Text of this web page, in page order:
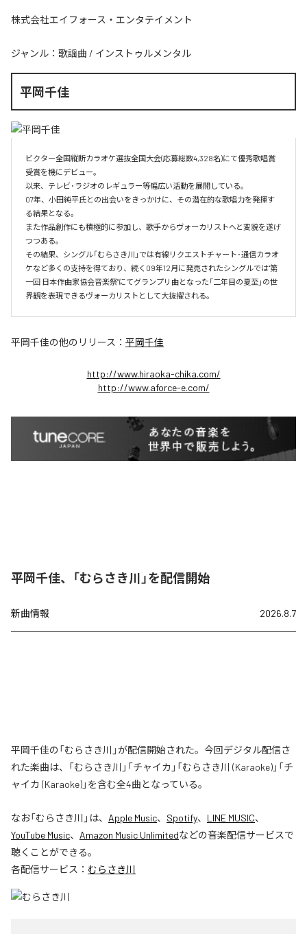
株式会社エイフォース・エンタテイメント
ジャンル： 歌謡曲 / インストゥルメンタル
平岡千佳
ビクター全国縦断カラオケ選抜全国大会(応募総数4,328名)にて優秀歌唱賞
受賞を機にデビュー。
以来、テレビ･ラジオのレギュラー等幅広い活動を展開している。
07年、小田純平氏との出会いをきっかけに、その潜在的な歌唱力を発揮す
る結果となる。
また作品創作にも積極的に参加し、歌手からヴォーカリストへと変貌を遂げ
つつある。
その結果、シングル「むらさき川」では有線リクエストチャート･通信カラオ
ケなど多くの支持を得ており、続く09年12月に発売されたシングルでは"第
一回 日本作曲家協会音楽祭"にてグランプリ曲となった「二年目の夏至」の世
界観を表現できるヴォーカリストとして大抜擢される。
平岡千佳の他のリリース： 平岡千佳
http://www.hiraoka-chika.com/
http://www.aforce-e.com/
平岡千佳、「むらさき川」を配信開始
新曲情報 2026.8.7
平岡千佳の「むらさき川」が配信開始された。今回デジタル配信さ
れた楽曲は、「むらさき川」「チャイカ」「むらさき川 (Karaoke)」「チ
ャイカ (Karaoke)」を含む全4曲となっている。
なお「むらさき川 」は、 Apple Music、 Spotify、 LINE MUSIC、
YouTube Music、 Amazon Music Unlimitedなどの音楽配信サービスで
聴くことができる。
各配信サービス： むらさき川